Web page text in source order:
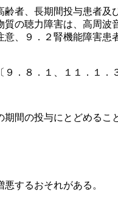
者、長期間投与患者及
の聴力障害は、高周波
、９．２腎機能障害患
．８．１、１１．１．
間の投与にとどめるこ
するおそれがある。